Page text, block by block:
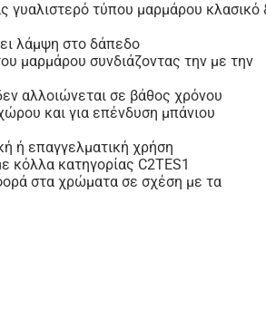
γυαλιστερό τύπου μαρμάρου κλασικό
λάμψη στο δάπεδο
μαρμάρου συνδιάζοντας την με την
αλλοιώνεται σε βάθος χρόνου
και για επένδυση μπάνιου
ή επαγγελματική χρήση
κόλλα κατηγορίας C2TES1
στα χρώματα σε σχέση με τα